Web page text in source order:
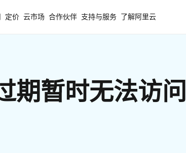
定价 云市场 合作伙伴 支持与服务 了解阿里云
期暂时无法访问